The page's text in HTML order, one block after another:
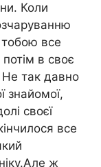
Коли
все
в своє
так давно
знайомої,
своєї
все
ж